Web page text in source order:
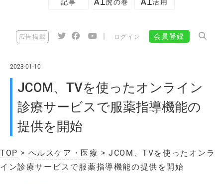
記事 AI虎の巻 AI活用
広告掲載 ログイン 会員登録
2023-01-10
JCOM、TVを使ったオンライン
診療サービスで服薬指導機能の
提供を開始
TOP > ヘルスケア・医療 > JCOM、TVを使ったオンラ
イン診療サービスで服薬指導機能の提供を開始